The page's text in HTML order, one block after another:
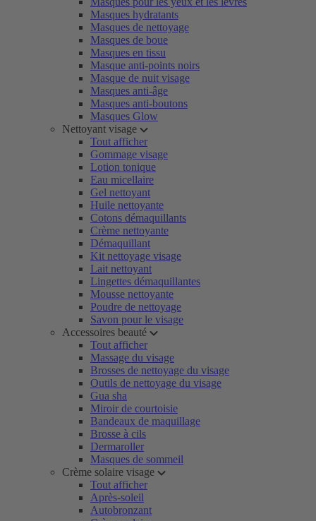
Masques hydratants
Masques de nettoyage
Masques de boue
Masques en tissu
Masque anti-points noirs
Masque de nuit visage
Masques anti-âge
Masques anti-boutons
Masques Glow
Nettoyant visage
Tout afficher
Gommage visage
Lotion tonique
Eau micellaire
Gel nettoyant
Huile nettoyante
Cotons démaquillants
Crème nettoyante
Démaquillant
Kit nettoyage visage
Lait nettoyant
Lingettes démaquillantes
Mousse nettoyante
Poudre de nettoyage
Savon pour le visage
Accessoires beauté
Tout afficher
Massage du visage
Brosses de nettoyage du visage
Outils de nettoyage du visage
Gua sha
Miroir de courtoisie
Bandeaux de maquillage
Brosse à cils
Dermaroller
Masques de sommeil
Crème solaire visage
Tout afficher
Après-soleil
Autobronzant